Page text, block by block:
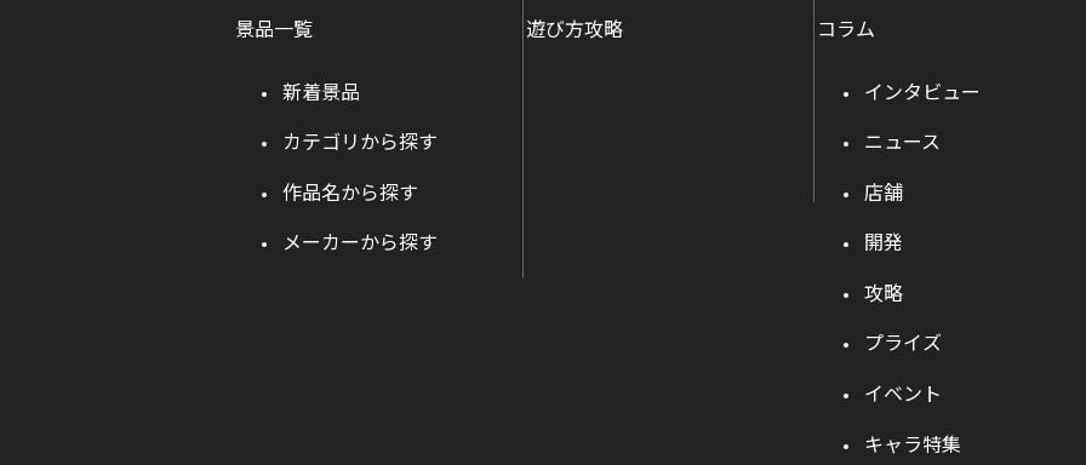
景品一覧
新着景品
カテゴリから探す
作品名から探す
メーカーから探す
遊び方攻略 コラム
インタビュー
ニュース
店舗
開発
攻略
プライズ
イベント
キャラ特集